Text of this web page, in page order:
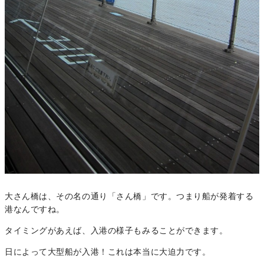
大さん橋は、その名の通り「さん橋」です。つまり船が発着する
港なんですね。
タイミングがあえば、入港の様子もみることができます。
日によって大型船が入港！これは本当に大迫力です。